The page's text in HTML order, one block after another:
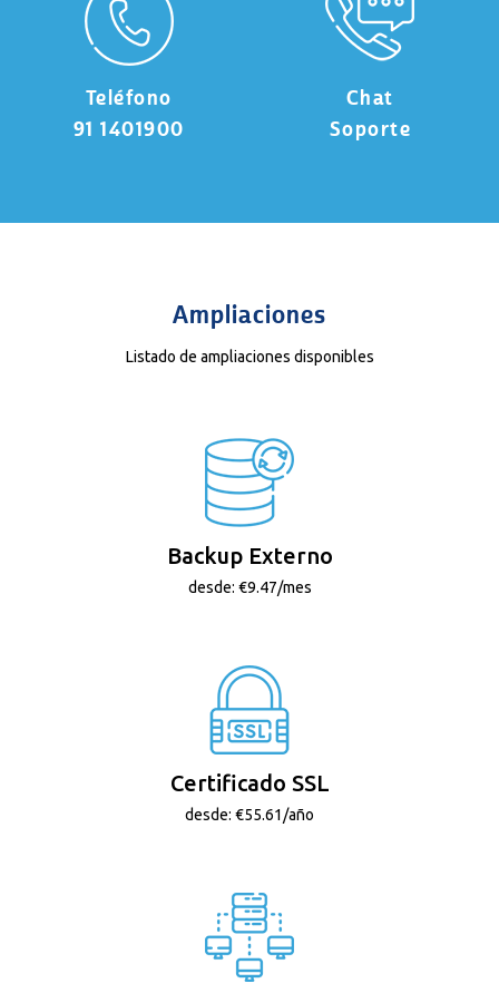
Teléfono
91 1401900
Chat
Soporte
Ampliaciones
Listado de ampliaciones disponibles
Backup Externo
desde: €9.47/mes
Certificado SSL
desde: €55.61/año